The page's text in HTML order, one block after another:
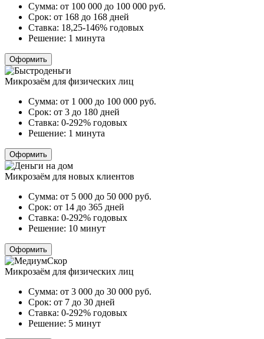
Сумма: от 100 000 до 100 000 руб.
Срок: от 168 до 168 дней
Ставка: 18,25-146% годовых
Решение: 1 минута
Оформить
Микрозаём для физических лиц
Сумма: от 1 000 до 100 000 руб.
Срок: от 3 до 180 дней
Ставка: 0-292% годовых
Решение: 1 минута
Оформить
Микрозаём для новых клиентов
Сумма: от 5 000 до 50 000 руб.
Срок: от 14 до 365 дней
Ставка: 0-292% годовых
Решение: 10 минут
Оформить
Микрозаём для физических лиц
Сумма: от 3 000 до 30 000 руб.
Срок: от 7 до 30 дней
Ставка: 0-292% годовых
Решение: 5 минут